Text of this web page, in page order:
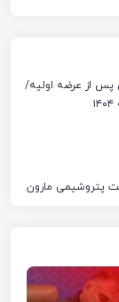
پس از عرضه اولیه/
پتروشیمی مارون